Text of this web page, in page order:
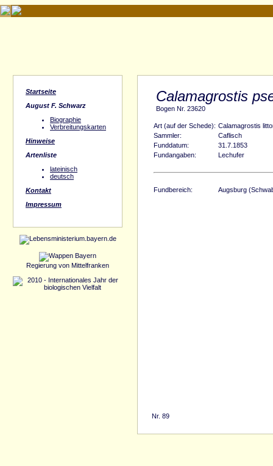
Startseite
August F. Schwarz
Biographie
Verbreitungskarten
Hinweise
Artenliste
lateinisch
deutsch
Kontakt
Impressum
Regierung von Mittelfranken
Calamagrostis
Bogen Nr. 23620
Art (auf der Schede): Calamagrostis
Sammler:
Caflisch
Funddatum:
31.7.1853
Fundangaben:
Lechufer
Fundbereich: Augsburg
Nr. 89